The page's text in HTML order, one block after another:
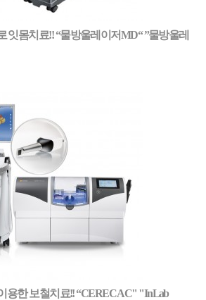
잇몸치료!! “물방울레이저MD“ ”물방울레
용한 보철치료!! “CEREC AC" "InLab